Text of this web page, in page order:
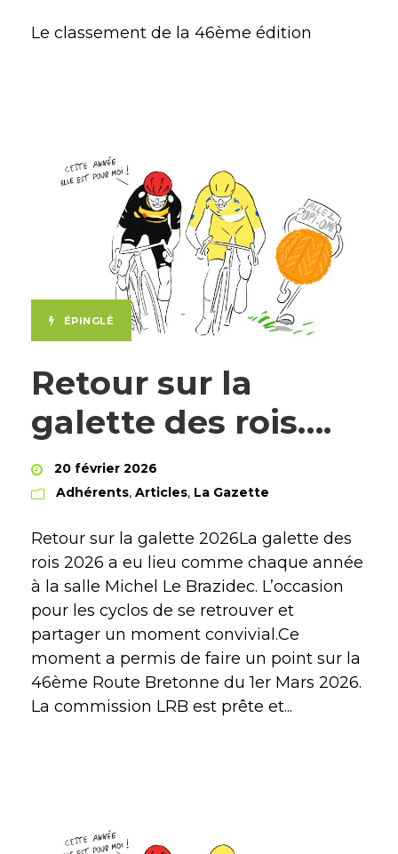
Le classement de la 46ème édition
ÉPINGLÉ
Retour sur la
galette des rois….
20 février 2026
Adhérents, Articles, La Gazette
Retour sur la galette 2026La galette des
rois 2026 a eu lieu comme chaque année
à la salle Michel Le Brazidec. L’occasion
pour les cyclos de se retrouver et
partager un moment convivial.Ce
moment a permis de faire un point sur la
46ème Route Bretonne du 1er Mars 2026.
La commission LRB est prête et...